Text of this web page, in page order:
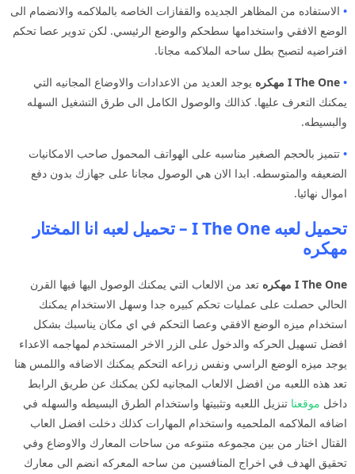
• الاستفاده من المظاهر الجديده والقفازات الخاصه بالملاكمه والانضمام الى
الوضع الافقي واستخدامها سطحكم والوضع الرئيسي. لكن تدوير عصا تحكم
افتراضيه لتصبح بطل ساحه الملاكمه مجانا.
• I The One مهكره
يوجد العديد من الاعدادات والاوضاع المجانيه التي
يمكنك التعرف عليها. كذالك والوصول الكامل الى طرق التشغيل السهله
والبسيطه.
• تتميز بالحجم الصغير مناسبه على الهواتف المحمول صاحب الامكانيات
الضعيفه والمتوسطه. ابدا الان هي الوصول مجانا على جهازك بدون دفع
اموال نهائيا.
تحميل لعبه I The One – تحميل لعبه انا المختار
مهكره
I The One مهكره تعد من الالعاب التي يمكنك الوصول اليها فيها القرن
الحالي حصلت على عمليات تحكم كبيره جدا وسهل الاستخدام يمكنك
استخدام ميزه الوضع الافقي وعصا التحكم في اي مكان يناسبك بشكل
افضل تسهيل الحركه والدخول على الزر الاخر المستخدم لمهاجمه الاعداء
يوجد ميزه الوضع الراسي ونفس زراعه التحكم يمكنك الاضافه واللمس هنا
تعد هذه اللعبه من افضل الالعاب المجانيه لكن يمكنك عن طريق الرابط
داخل موقعنا تنزيل اللعبه وتثبيتها واستخدام الطرق البسيطه والسهله في
اضافه الملاكمه الملحميه واستخدام المهارات كذلك دخلت افضل العاب
القتال اختار من بين مجموعه متنوعه من ساحات المعارك والاوضاع وفي
تحقيق الهدف في اخراج المنافسين من ساحه المعركه انضم الى معارك